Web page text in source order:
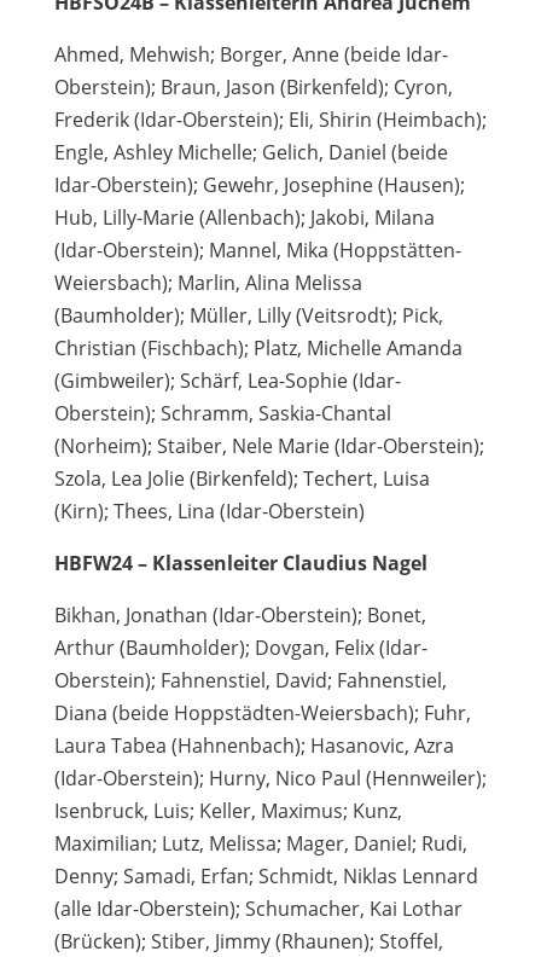
Ahmed, Mehwish; Borger, Anne (beide Idar-
Oberstein); Braun, Jason (Birkenfeld); Cyron,
Frederik (Idar-Oberstein); Eli, Shirin (Heimbach);
Engle, Ashley Michelle; Gelich, Daniel (beide
Idar-Oberstein); Gewehr, Josephine (Hausen);
Hub, Lilly-Marie (Allenbach); Jakobi, Milana
(Idar-Oberstein); Mannel, Mika (Hoppstätten-
Weiersbach); Marlin, Alina Melissa
(Baumholder); Müller, Lilly (Veitsrodt); Pick,
Christian (Fischbach); Platz, Michelle Amanda
(Gimbweiler); Schärf, Lea-Sophie (Idar-
Oberstein); Schramm, Saskia-Chantal
(Norheim); Staiber, Nele Marie (Idar-Oberstein);
Szola, Lea Jolie (Birkenfeld); Techert, Luisa
(Kirn); Thees, Lina (Idar-Oberstein)
HBFW24 – Klassenleiter Claudius Nagel
Bikhan, Jonathan (Idar-Oberstein); Bonet,
Arthur (Baumholder); Dovgan, Felix (Idar-
Oberstein); Fahnenstiel, David; Fahnenstiel,
Diana (beide Hoppstädten-Weiersbach); Fuhr,
Laura Tabea (Hahnenbach); Hasanovic, Azra
(Idar-Oberstein); Hurny, Nico Paul (Hennweiler);
Isenbruck, Luis; Keller, Maximus; Kunz,
Maximilian; Lutz, Melissa; Mager, Daniel; Rudi,
Denny; Samadi, Erfan; Schmidt, Niklas Lennard
(alle Idar-Oberstein); Schumacher, Kai Lothar
(Brücken); Stiber, Jimmy (Rhaunen); Stoffel,